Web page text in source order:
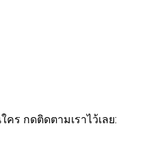
ร กดติดตามเราไว้เลย: